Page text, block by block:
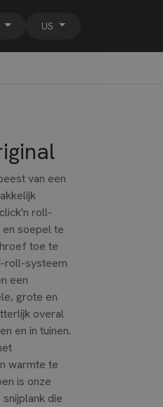
US
van een
roll-
soepel te
toe te
roll-systeem
een
grote en
overal
en in tuinen.
warmte te
is onze
die